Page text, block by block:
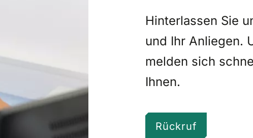
Hinterlassen Sie
und Ihr Anliegen.
melden sich
Ihnen.
Rückruf